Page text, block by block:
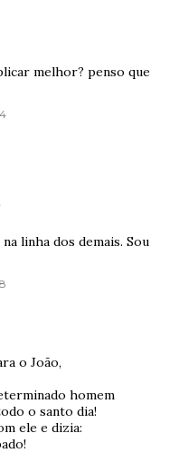
melhor? penso que
linha dos demais. Sou
o João,
homem
o santo dia!
ele e dizia: